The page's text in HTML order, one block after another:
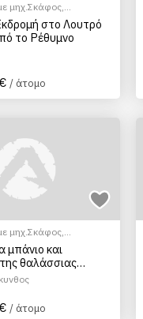
μηχ.Σκάφος,
στο Λουτρό
το Ρέθυμνο
/ άτομο
μηχ.Σκάφος,
μπάνιο και
θαλάσσιας
Ζάκυνθο
/ άτομο